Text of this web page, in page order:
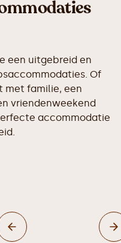
een uitgebreid en
Of
met familie, een
vriendenweekend
accommodatie